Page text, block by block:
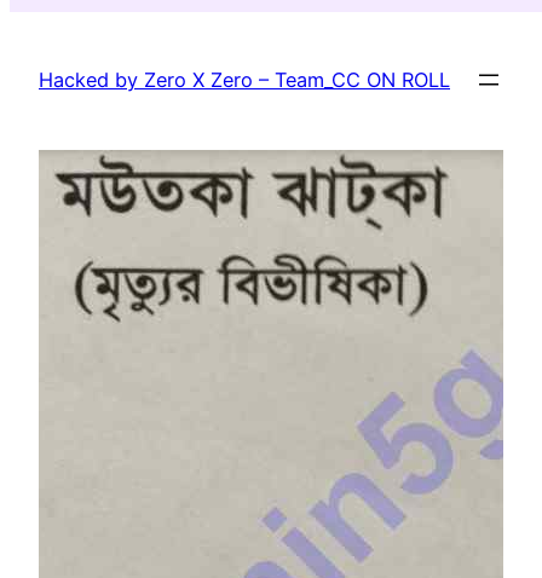
content
Hacked by Zero X Zero – Team_CC ON ROLL